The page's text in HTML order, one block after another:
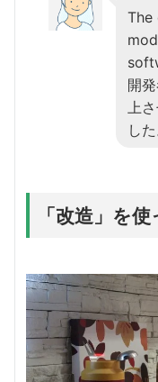
The
開
上
した
「改造」を